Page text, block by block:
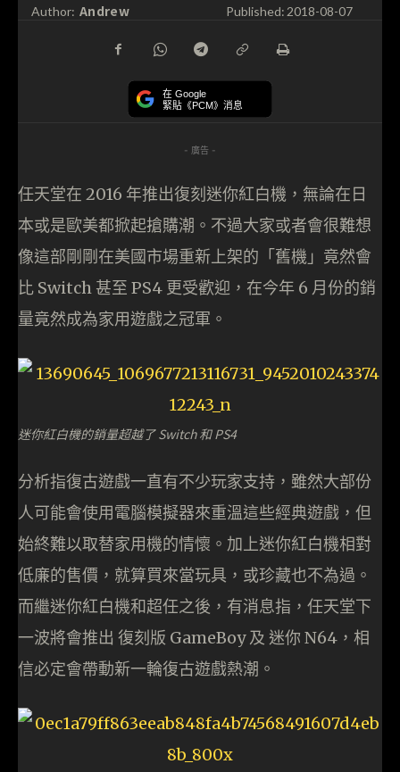
Author: Andrew Published:2018-08-07
在 Google
緊貼《PCM》消息
- 廣告 -
任天堂在 2016 年推出復刻迷你紅白機，無論在日
本或是歐美都掀起搶購潮。不過大家或者會很難想
像這部剛剛在美國市場重新上架的「舊機」竟然會
比 Switch 甚至 PS4 更受歡迎，在今年 6 月份的銷
量竟然成為家用遊戲之冠軍。
迷你紅白機的銷量超越了 Switch 和 PS4
分析指復古遊戲一直有不少玩家支持，雖然大部份
人可能會使用電腦模擬器來重溫這些經典遊戲，但
始終難以取替家用機的情懷。加上迷你紅白機相對
低廉的售價，就算買來當玩具，或珍藏也不為過。
而繼迷你紅白機和超任之後，有消息指，任天堂下
一波將會推出 復刻版 GameBoy 及 迷你 N64，相
信必定會帶動新一輪復古遊戲熱潮。